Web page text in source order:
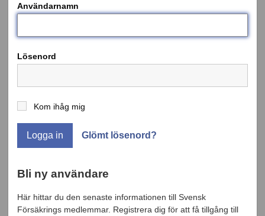
Nej till förslag om nya avgifter för
försäkringsföretagen
Försäkringsbranschen är kritiska till
Finansdepartementets förslag om att
det svenska finansieringsarrangemanget.
fram ett antal oklarheter.
Användarnamn
Lösenord
Kom ihåg mig
Logga in Glömt lösenord?
Bli ny användare
Här hittar du den senaste informationen till Svensk
Försäkrings medlemmar. Registrera dig för att få tillgång till